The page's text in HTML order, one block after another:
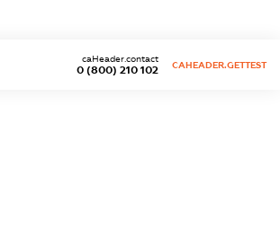
0 (800) 210 102
caHeader.contact
CAHEADER.GETTEST